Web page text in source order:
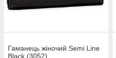
Гаманець жіночий Semi Line
Black (3052)